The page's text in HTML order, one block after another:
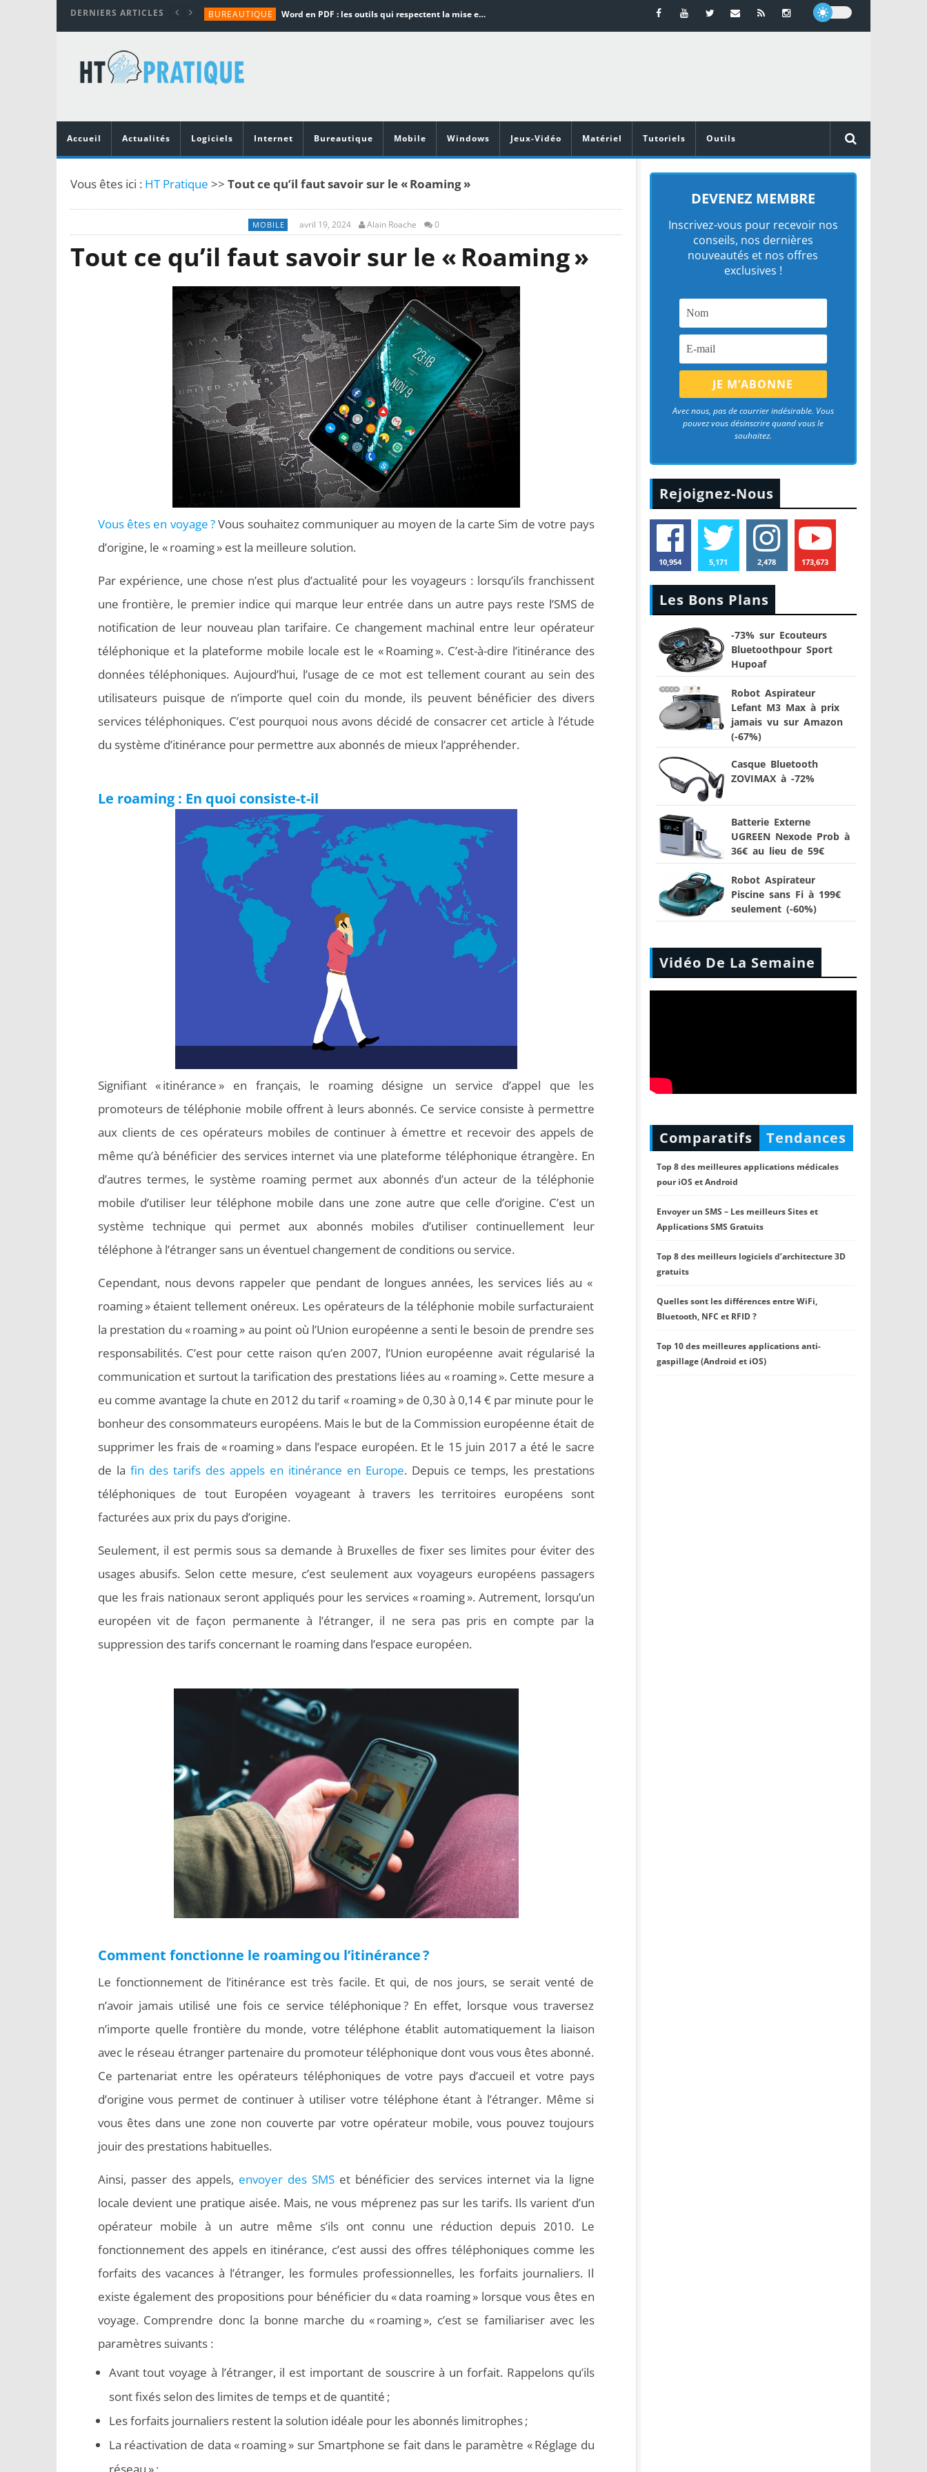
DERNIERS ARTICLES BUREAUTIQUE Word en PDF : les outils qui respectent la mise en page
TUTORIALS
MATÉRIEL
Vidéoprojecteurs Asus : Top 6 des meilleurs modèles de la marque
Accueil
Actualités Logiciels Internet Bureautique Mobile Windows Jeux-Vidéo Matériel Tutoriels Outils
Vous êtes ici : HT Pratique >> Tout ce qu’il faut savoir sur le « Roaming »
MOBILE avril 19, 2024 Alain Roache 0
Tout ce qu’il faut savoir sur le « Roaming »
Vous êtes en voyage ?Vous souhaitez communiquer au moyen de la carte Sim de votre pays
d’origine, le « roaming » est la meilleure solution.
Par expérience, une chose n’est plus d’actualité pour les voyageurs : lorsqu’ils franchissent
une frontière, le premier indice qui marque leur entrée dans un autre pays reste l’SMS de
notification de leur nouveau plan tarifaire. Ce changement machinal entre leur opérateur
téléphonique et la plateforme mobile locale est le « Roaming ». C’est-à-dire l’itinérance des
données téléphoniques. Aujourd’hui, l’usage de ce mot est tellement courant au sein des
utilisateurs puisque de n’importe quel coin du monde, ils peuvent bénéficier des divers
services téléphoniques. C’est pourquoi nous avons décidé de consacrer cet article à l’étude
du système d’itinérance pour permettre aux abonnés de mieux l’appréhender.
Le roaming : En quoi consiste-t-il
Signifiant « itinérance » en français, le roaming désigne un service d’appel que les
promoteurs de téléphonie mobile offrent à leurs abonnés. Ce service consiste à permettre
aux clients de ces opérateurs mobiles de continuer à émettre et recevoir des appels de
même qu’à bénéficier des services internet via une plateforme téléphonique étrangère. En
d’autres termes, le système roaming permet aux abonnés d’un acteur de la téléphonie
mobile d’utiliser leur téléphone mobile dans une zone autre que celle d’origine. C’est un
système technique qui permet aux abonnés mobiles d’utiliser continuellement leur
téléphone à l’étranger sans un éventuel changement de conditions ou service.
Cependant, nous devons rappeler que pendant de longues années, les services liés au «
roaming » étaient tellement onéreux. Les opérateurs de la téléphonie mobile surfacturaient
la prestation du « roaming » au point où l’Union européenne a senti le besoin de prendre ses
responsabilités. C’est pour cette raison qu’en 2007, l’Union européenne avait régularisé la
communication et surtout la tarification des prestations liées au « roaming ». Cette mesure a
eu comme avantage la chute en 2012 du tarif « roaming » de 0,30 à 0,14 € par minute pour le
bonheur des consommateurs européens. Mais le but de la Commission européenne était de
supprimer les frais de « roaming » dans l’espace européen. Et le 15 juin 2017 a été le sacre
de la fin des tarifs des appels en itinérance en Europe. Depuis ce temps, les prestations
téléphoniques de tout Européen voyageant à travers les territoires européens sont
facturées aux prix du pays d’origine.
Seulement, il est permis sous sa demande à Bruxelles de fixer ses limites pour éviter des
usages abusifs. Selon cette mesure, c’est seulement aux voyageurs européens passagers
que les frais nationaux seront appliqués pour les services « roaming ». Autrement, lorsqu’un
européen vit de façon permanente à l’étranger, il ne sera pas pris en compte par la
suppression des tarifs concernant le roaming dans l’espace européen.
Comment fonctionne le roaming ou l’itinérance ?
Le fonctionnement de l’itinérance est très facile. Et qui, de nos jours, se serait venté de
n’avoir jamais utilisé une fois ce service téléphonique ? En effet, lorsque vous traversez
n’importe quelle frontière du monde, votre téléphone établit automatiquement la liaison
avec le réseau étranger partenaire du promoteur téléphonique dont vous vous êtes abonné.
Ce partenariat entre les opérateurs téléphoniques de votre pays d’accueil et votre pays
d’origine vous permet de continuer à utiliser votre téléphone étant à l’étranger. Même si
vous êtes dans une zone non couverte par votre opérateur mobile, vous pouvez toujours
jouir des prestations habituelles.
Ainsi, passer des appels, envoyer des SMSet bénéficier des services internet via la ligne
locale devient une pratique aisée. Mais, ne vous méprenez pas sur les tarifs. Ils varient d’un
opérateur mobile à un autre même s’ils ont connu une réduction depuis 2010. Le
fonctionnement des appels en itinérance, c’est aussi des offres téléphoniques comme les
forfaits des vacances à l’étranger, les formules professionnelles, les forfaits journaliers. Il
existe également des propositions pour bénéficier du « data roaming » lorsque vous êtes en
voyage. Comprendre donc la bonne marche du « roaming », c’est se familiariser avec les
paramètres suivants :
Avant tout voyage à l’étranger, il est important de souscrire à un forfait. Rappelons qu’ils
sont fixés selon des limites de temps et de quantité ;
Les forfaits journaliers restent la solution idéale pour les abonnés limitrophes ;
La réactivation de data « roaming » sur Smartphone se fait dans le paramètre « Réglage du
DEVENEZ MEMBRE
Inscrivez-vous pour recevoir nos
conseils, nos dernières
nouveautés et nos offres
exclusives !
Avec nous, pas de courrier indésirable. Vous
pouvez vous désinscrire quand vous le
souhaitez.
Rejoignez-Nous
10,954 5,171 2,478 173,673
Les Bons Plans
-73% sur Ecouteurs
Bluetoothpour Sport
Hupoaf
Robot Aspirateur
Lefant M3 Max à prix
jamais vu sur Amazon
(-67%)
Casque Bluetooth
ZOVIMAX à -72%
Batterie Externe
UGREEN Nexode Prob à
36€ au lieu de 59€
Robot Aspirateur
Piscine sans Fi à 199€
seulement (-60%)
Vidéo De La Semaine
Comparatifs Tendances
Top 8 des meilleures applications médicales
pour iOS et Android
Envoyer un SMS – Les meilleurs Sites et
Applications SMS Gratuits
Top 8 des meilleurs logiciels d’architecture 3D
gratuits
Quelles sont les différences entre WiFi,
Bluetooth, NFC et RFID ?
Top 10 des meilleures applications anti-
gaspillage (Android et iOS)